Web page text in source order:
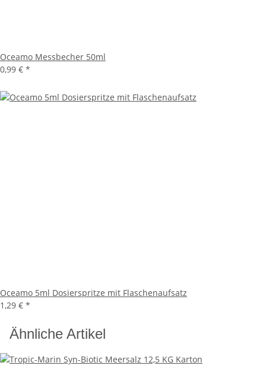
Oceamo Messbecher 50ml
0,99 € *
Oceamo 5ml Dosierspritze mit Flaschenaufsatz
1,29 € *
Ähnliche Artikel